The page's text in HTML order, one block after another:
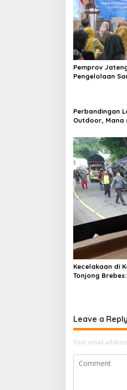
Pemprov
Pengelolaan
Perbandingan
Outdoor, Mana
Kecelakaan di
Tonjong
Leave a Reply
Your email